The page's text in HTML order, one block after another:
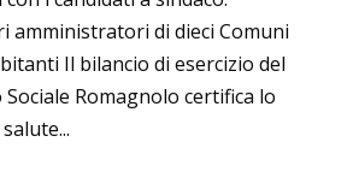
amministratori di dieci Comuni
Il bilancio di esercizio del
Sociale Romagnolo certifica lo